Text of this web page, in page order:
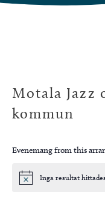
Hoppa
Motala Jazz
kommun
Evenemang from this
Notis Inga resultat